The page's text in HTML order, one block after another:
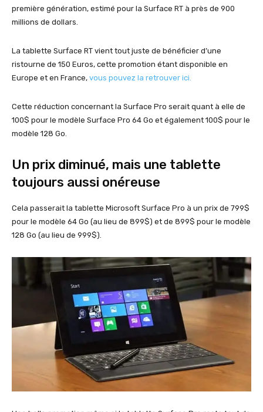
première génération, estimé pour la Surface RT à près de 900
millions de dollars.
La tablette Surface RT vient tout juste de bénéficier d’une
ristourne de 150 Euros, cette promotion étant disponible en
Europe et en France, vous pouvez la retrouver ici.
Cette réduction concernant la Surface Pro serait quant à elle de
100$ pour le modèle Surface Pro 64 Go et également 100$ pour le
modèle 128 Go.
Un prix diminué, mais une tablette
toujours aussi onéreuse
Cela passerait la tablette Microsoft Surface Pro à un prix de 799$
pour le modèle 64 Go (au lieu de 899$) et de 899$ pour le modèle
128 Go (au lieu de 999$).